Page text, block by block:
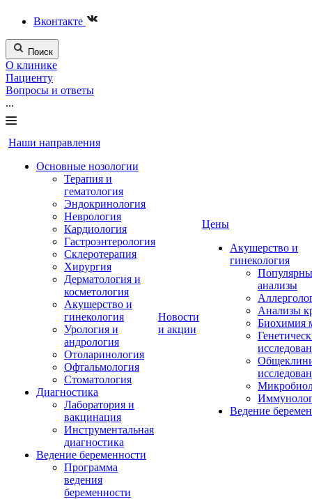
Вконтакте
Поиск
О клинике
Пациенту
Вопросы и ответы
...
Наши направления
Основные нозологии
Терапия и
гематология
Эндокринология
Неврология
Кардиология
Гастроэнтерология
Склеротерапия
Хирургия
Дерматология и
косметология
Акушерство и
гинекология
Урология и
андрология
Отоларинология
Офтальмология
Стоматология
Диагностика
Лаборатория и
вакцинация
Инструментальная
диагностика
Ведение беременности
Программа
ведения
беременности
Новости
и акции
Цены
Акушерство и
гинекология
анализы
Анализы
Биохимия
Ведение